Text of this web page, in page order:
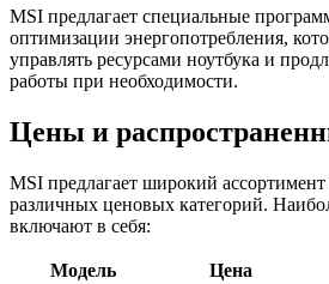
MSI предлагает специальные
оптимизации энергопотребления,
управлять ресурсами ноутбука и
работы при необходимости.
Цены и
MSI предлагает широкий
различных ценовых категорий.
включают в себя:
Модель
Цена